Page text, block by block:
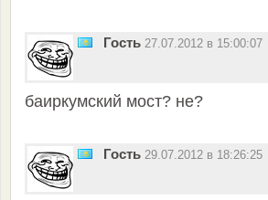
Гость 27.07.2012 в 15:00:07
баиркумский мост? не?
Гость 29.07.2012 в 18:26:25